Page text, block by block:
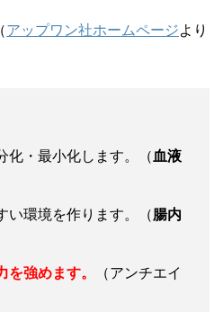
アップワン社ホームページより
化・最小化します。（ 血液
い環境を作ります。（腸内
強めます。
（アンチエイ